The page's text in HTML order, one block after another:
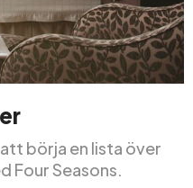
börja en lista över
Four Seasons.